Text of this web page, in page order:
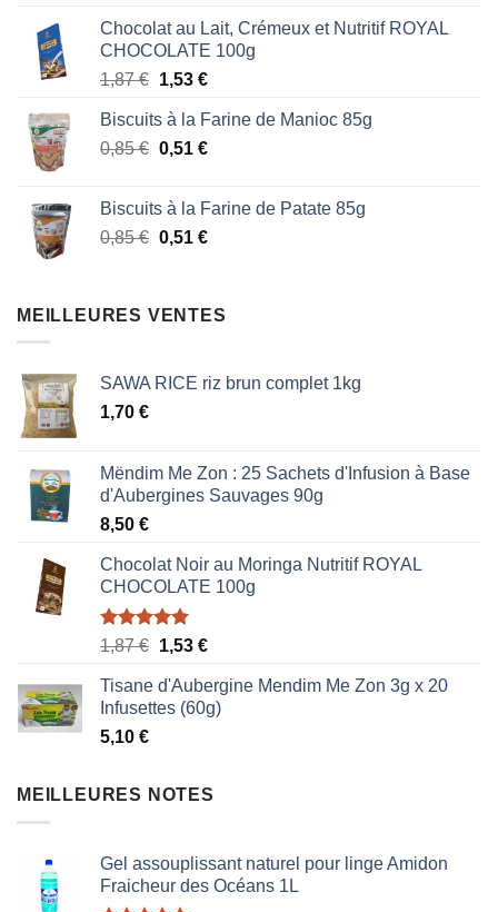
initial
était :
1,87 €.
actuel
est :
1,53 €.
Chocolat au Lait, Crémeux et Nutritif ROYAL
CHOCOLATE 100g
1,87€ Le
initial
était :
1,53 €Le
actuel
est :
Biscuits à la Farine de Manioc 85g
0,85€ Le
était :
0,85 €.
0,51 €Le
est :
0,51 €.
Biscuits à la Farine de Patate 85g
0,85€ Le
était :
0,51 €Le
est :
MEILLEURES VENTES
SAWA RICE riz brun complet 1kg
1,70 €
Mëndim Me Zon : 25 Sachets d'Infusion à Base
d'Aubergines Sauvages 90g
8,50 €
Chocolat Noir au Moringa Nutritif ROYAL
CHOCOLATE 100g
Note5.00
1,87€ Le
initial
était :
1,53 €Le
actuel
est :
Tisane d'Aubergine Mendim Me Zon 3g x 20
Infusettes (60g)
5,10 €
MEILLEURES NOTES
Gel assouplissant naturel pour linge Amidon
Fraicheur des Océans 1L